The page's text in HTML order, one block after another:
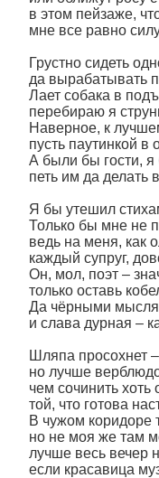
в этом пейзаже,
мне все равно
Грустно сидеть
да вырабатывать
Лает собака в
перебираю я
Наверное, к
пусть паутинкой в
А были бы гости,
петь им да делать
Я бы утешил
Только бы мне не
ведь на меня, как
каждый супруг,
Он, мол, поэт –
только оставь
Да чёрными
и слава дурная –
Шляпа просохнет
но лучше
чем сочинить
той, что готова
В чужом коридоре
но не моя же там
лучше весь вечер
если красавица